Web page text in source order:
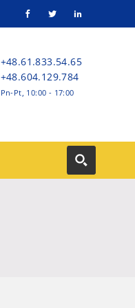
+48.61.833.54.65
+48.604.129.784
Pn-Pt, 10:00 - 17:00